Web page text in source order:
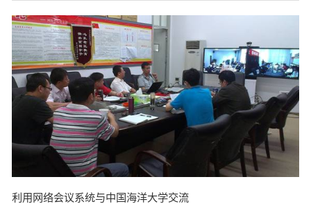
利用网络会议系统与中国海洋大学交流